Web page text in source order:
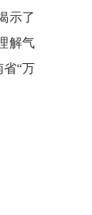
示了
解气
“万